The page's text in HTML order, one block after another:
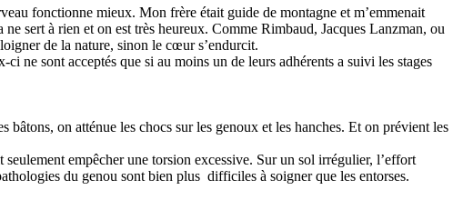
fonctionne mieux. Mon frère était guide de montagne et m’emmenait
sert à rien et on est très heureux. Comme Rimbaud, Jacques Lanzman, ou
de la nature, sinon le cœur s’endurcit.
ne sont acceptés que si au moins un de leurs adhérents a suivi les stages
bâtons, on atténue les chocs sur les genoux et les hanches. Et on prévient les
empêcher une torsion excessive. Sur un sol irrégulier, l’effort
du genou sont bien plus difficiles à soigner que les entorses.